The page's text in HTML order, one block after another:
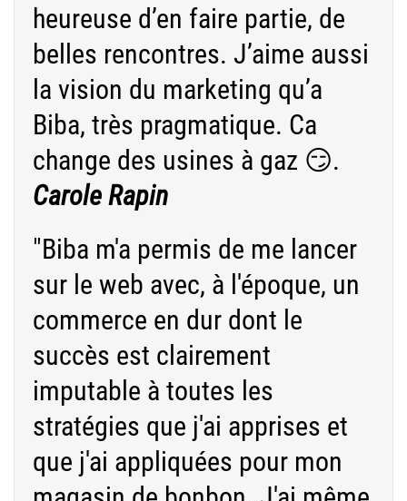
heureuse d’en faire partie, de
belles rencontres. J’aime aussi
la vision du marketing qu’a
Biba, très pragmatique. Ca
change des usines à gaz 😏.
Carole Rapin
"Biba m'a permis de me lancer
sur le web avec, à l'époque, un
commerce en dur dont le
succès est clairement
imputable à toutes les
stratégies que j'ai apprises et
que j'ai appliquées pour mon